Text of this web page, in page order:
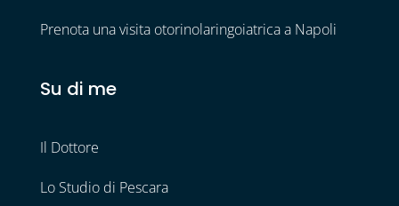
Prenota una visita otorinolaringoiatrica a Napoli
Su di me
Il Dottore
Lo Studio di Pescara